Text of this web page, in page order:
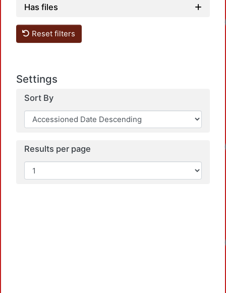
Has files
Reset filters
Settings
Sort By
Results per page